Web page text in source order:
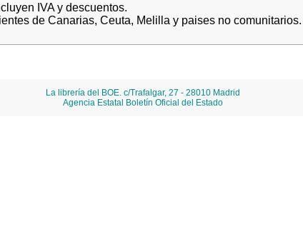
IVA y descuentos.
de Canarias, Ceuta, Melilla y paises no comunitarios.
La librería del BOE. c/Trafalgar, 27 - 28010 Madrid
Agencia Estatal Boletín Oficial del Estado